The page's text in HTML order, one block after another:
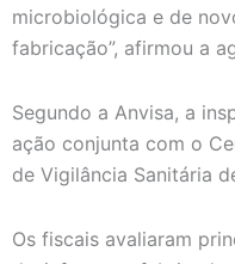
microbiológica e de
fabricação”, afirmou a
Segundo a Anvisa, a
ação conjunta com o
de Vigilância Sanitária
Os fiscais avaliaram